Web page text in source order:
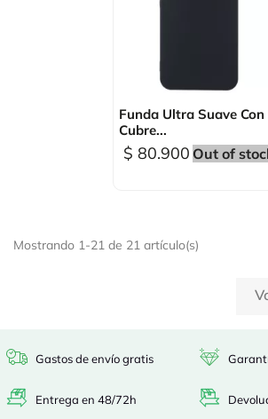
Funda Ultra Suave Con
Cubre...
$ 80.900 Out of
Mostrando 1-21 de 21 artículo(s)
Gastos de envío gratis
Entrega en 48/72h